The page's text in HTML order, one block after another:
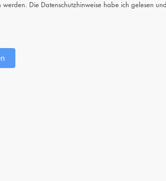
werden. Die Datenschutzhinweise habe ich gelesen und